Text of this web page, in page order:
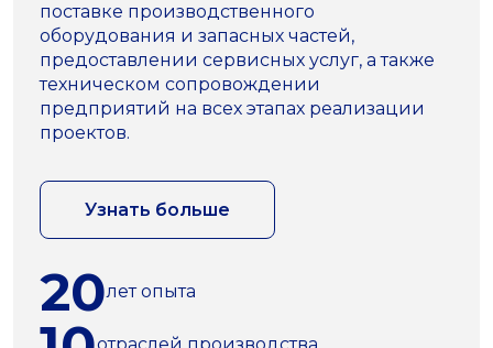
поставке производственного
оборудования и запасных частей,
предоставлении сервисных услуг, а также
техническом сопровождении
предприятий на всех этапах реализации
проектов.
Узнать больше
20лет опыта